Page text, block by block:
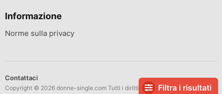
Filtra i risultati
Informazione
Norme sulla privacy
Contattaci
Copyright © 2026 donne-single.com Tutti i diritti riservati.